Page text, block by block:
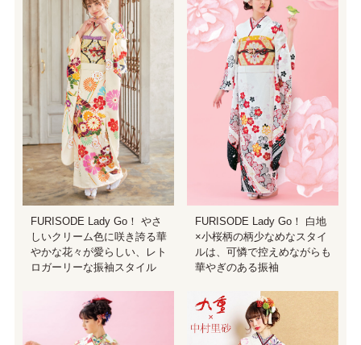
FURISODE Lady Go！ やさ
しいクリーム色に咲き誇る華
やかな花々が愛らしい、レト
ロガーリーな振袖スタイル
FURISODE Lady Go！ 白地
×小桜柄の柄少なめなスタイ
ルは、可憐で控えめながらも
華やぎのある振袖